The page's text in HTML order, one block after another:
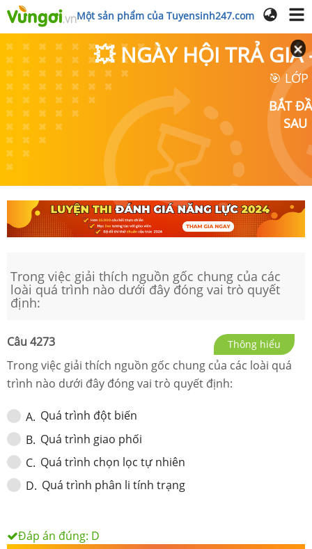
Một sản phẩm của Tuyensinh247.com
💥 NGÀY HỘI TRẢ GIÁ
🎯
BẮT
SAU
Trong việc giải thích nguồn gốc chung của các
loài quá trình nào dưới đây đóng vai trò quyết
định:
Câu 4273 Thông hiểu
Trong việc giải thích nguồn gốc chung của các loài quá
trình nào dưới đây đóng vai trò quyết định:
A. Quá trình đột biến
B. Quá trình giao phối
C. Quá trình chọn lọc tự nhiên
D. Quá trình phân li tính trạng
Đáp án đúng: D